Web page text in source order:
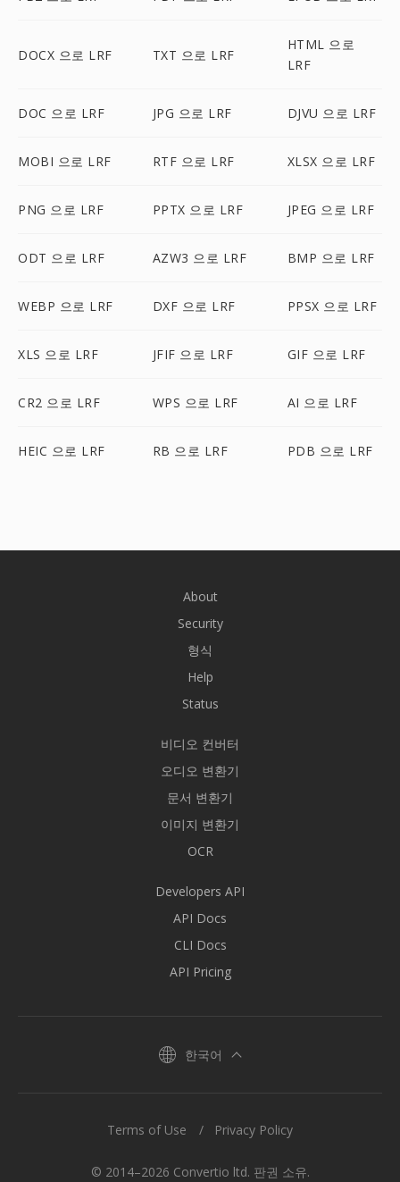
DOCX 으로 LRF TXT 으로 LRF
HTML 으로
LRF
DOC 으로 LRF JPG 으로 LRF DJVU 으로 LRF
MOBI 으로 LRF RTF 으로 LRF XLSX 으로 LRF
PNG 으로 LRF PPTX 으로 LRF JPEG 으로 LRF
ODT 으로 LRF AZW3 으로 LRF BMP 으로 LRF
WEBP 으로 LRF DXF 으로 LRF PPSX 으로 LRF
XLS 으로 LRF JFIF 으로 LRF GIF 으로 LRF
CR2 으로 LRF WPS 으로 LRF AI 으로 LRF
HEIC 으로 LRF RB 으로 LRF PDB 으로 LRF
About
Security
형식
Help
Status
비디오 컨버터
오디오 변환기
문서 변환기
이미지 변환기
OCR
Developers API
API Docs
CLI Docs
API Pricing
한국어
© 2014–2026 Convertio ltd. 판권 소유.
Terms of Use Privacy Policy